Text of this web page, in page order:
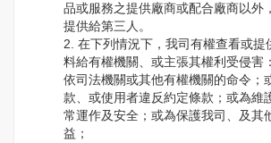
品或服務之提供廠商或配合廠商以外
提供給第三人。
2. 在下列情況下，我司有權查看或提
料給有權機關、或主張其權利受侵害
依司法機關或其他有權機關的命令；
款、或使用者違反約定條款；或為維
常運作及安全；或為保護我司、及其
益；